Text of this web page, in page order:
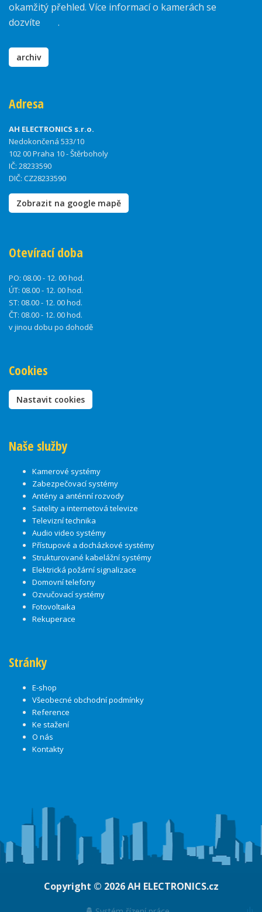
okamžitý přehled. Více informací o kamerách se
dozvíte
.
archiv
Adresa
AH ELECTRONICS s.r.o.
Nedokončená 533/10
102 00 Praha 10 - Štěrboholy
IČ: 28233590
DIČ: CZ28233590
Zobrazit na google mapě
Otevírací doba
PO: 08.00 - 12. 00 hod.
ÚT: 08.00 - 12. 00 hod.
ST: 08.00 - 12. 00 hod.
ČT: 08.00 - 12. 00 hod.
v jinou dobu po dohodě
Cookies
Nastavit cookies
Naše služby
Kamerové systémy
Zabezpečovací systémy
Antény a anténní rozvody
Satelity a internetová televize
Televizní technika
Audio video systémy
Přístupové a docházkové systémy
Strukturované kabelážní systémy
Elektrická požární signalizace
Domovní telefony
Ozvučovací systémy
Fotovoltaika
Rekuperace
Stránky
E-shop
Všeobecné obchodní podmínky
Reference
Ke stažení
O nás
Kontakty
Copyright © 2026AH ELECTRONICS.cz